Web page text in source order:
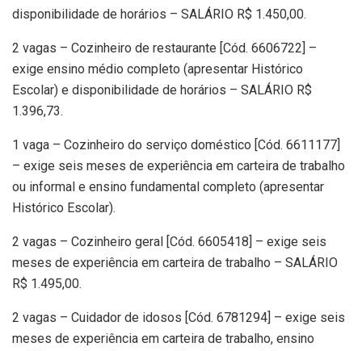
disponibilidade de horários – SALÁRIO R$ 1.450,00.
2 vagas – Cozinheiro de restaurante [Cód. 6606722] –
exige ensino médio completo (apresentar Histórico
Escolar) e disponibilidade de horários – SALÁRIO R$
1.396,73.
1 vaga – Cozinheiro do serviço doméstico [Cód. 6611177]
– exige seis meses de experiência em carteira de trabalho
ou informal e ensino fundamental completo (apresentar
Histórico Escolar).
2 vagas – Cozinheiro geral [Cód. 6605418] – exige seis
meses de experiência em carteira de trabalho – SALÁRIO
R$ 1.495,00.
2 vagas – Cuidador de idosos [Cód. 6781294] – exige seis
meses de experiência em carteira de trabalho, ensino